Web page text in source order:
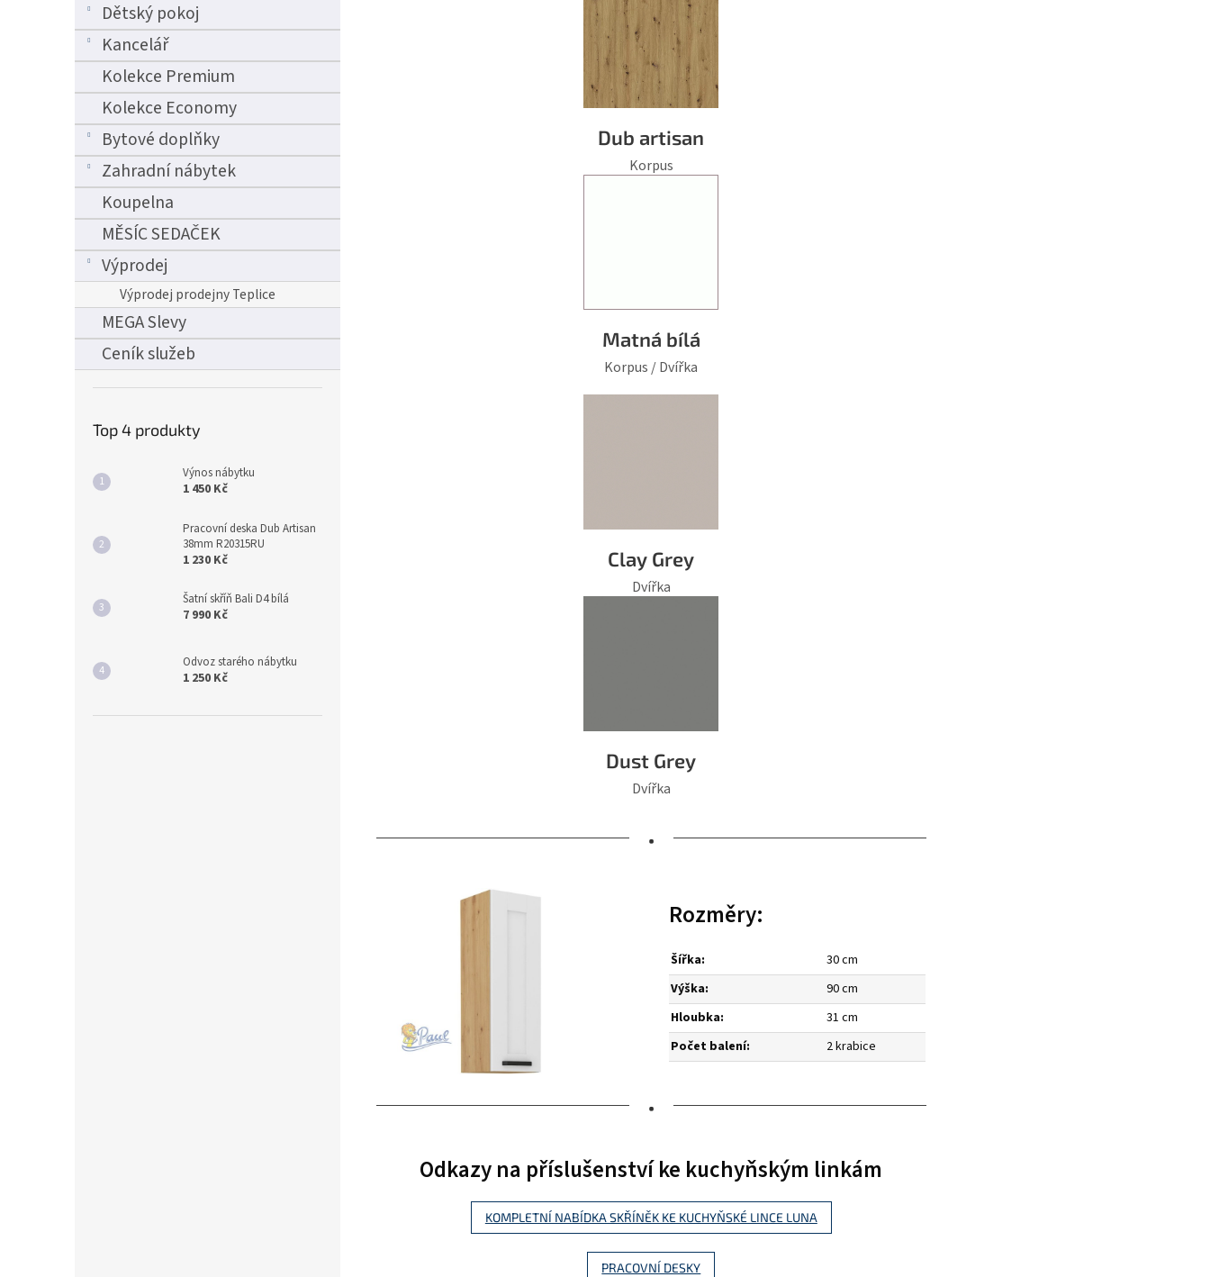
Dětský pokoj
Kancelář
Kolekce Premium
Kolekce Economy
Bytové doplňky
Zahradní nábytek
Koupelna
MĚSÍC SEDAČEK
Výprodej
Výprodej prodejny Teplice
MEGA Slevy
Ceník služeb
Top 4 produkty
Výnos nábytku
1 450 Kč
Pracovní deska Dub Artisan
38mm R20315RU
1 230 Kč
Šatní skříň Bali D4 bílá
7 990 Kč
Odvoz starého nábytku
1 250 Kč
Dub artisan
Korpus
Matná bílá
Korpus / Dvířka
Clay Grey
Dvířka
Dust Grey
Dvířka
•
Rozměry:
Šířka:
30 cm
Výška:
90 cm
Hloubka:
31 cm
Počet balení:
2 krabice
•
Odkazy na příslušenství ke kuchyňským linkám
KOMPLETNÍ NABÍDKA SKŘÍNĚK KE KUCHYŇSKÉ LINCE LUNA
PRACOVNÍ DESKY